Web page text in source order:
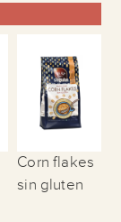
Corn flakes
sin gluten